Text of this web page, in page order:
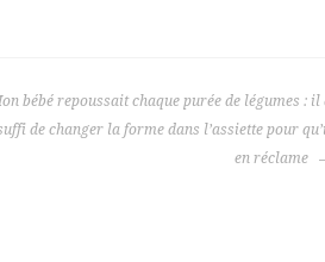
bébé repoussait chaque purée de légumes : il
de changer la forme dans l’assiette pour
en réclame